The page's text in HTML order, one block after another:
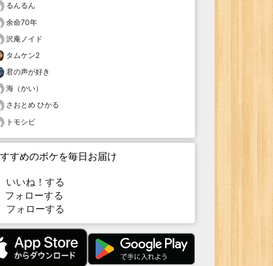
るんるん
余命70年
沢庵ノイド
タムケン2
君の声が好き
海（かい）
さおとめ ひかる
トモシビ
すめのボケを毎日お届け
いいね！する
ォローする
フォローする